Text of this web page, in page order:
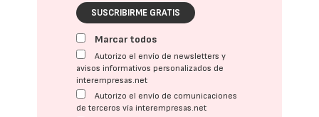
SUSCRIBIRME GRATIS
Marcar todos
Autorizo el envío de newsletters y
avisos informativos personalizados de
interempresas.net
Autorizo el envío de comunicaciones
de terceros vía interempresas.net